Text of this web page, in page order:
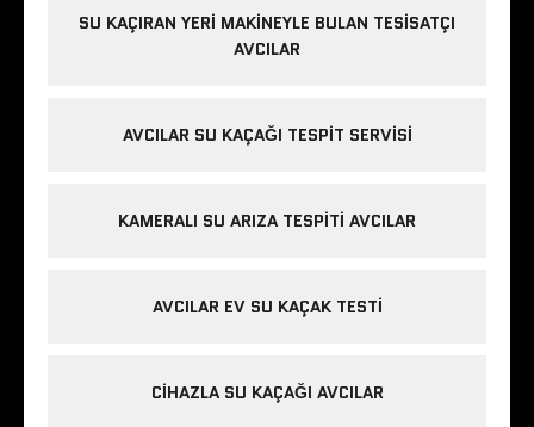
SU KAÇIRAN YERI MAKINEYLE BULAN TESISATÇI
AVCILAR
AVCILAR SU KAÇAĞI TESPIT SERVISI
KAMERALI SU ARIZA TESPITI AVCILAR
AVCILAR EV SU KAÇAK TESTI
CIHAZLA SU KAÇAĞI AVCILAR